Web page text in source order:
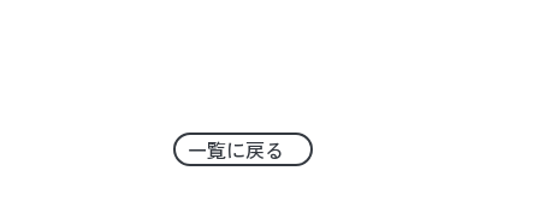
一覧に戻る